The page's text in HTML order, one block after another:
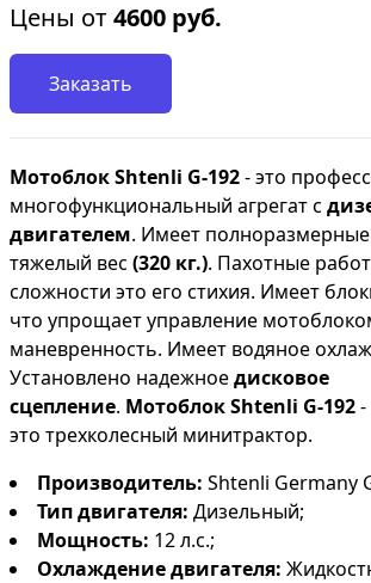
Цены от4600 руб.
Заказать
Мотоблок Shtenli G-192- это
многофункциональный агрегат с
двигателем. Имеет
тяжелый вес (320 кг.). Пахотные
сложности это его стихия. Имеет
что упрощает управление
маневренность. Имеет водяное
Установлено надежноедисковое
сцепление. Мотоблок Shtenli G-192-
это трехколесный минитрактор.
Производитель: Shtenli Germany
Тип двигателя: Дизельный;
Мощность: 12 л.с.;
Охлаждение двигателя: